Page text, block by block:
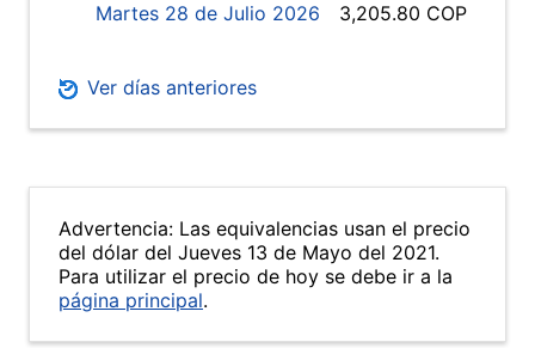
Martes 28 de Julio 2026
3,205.80 COP
Ver días anteriores
Advertencia: Las equivalencias usan el precio
del dólar del Jueves 13 de Mayo del 2021.
Para utilizar el precio de hoy se debe ir a la
página principal.